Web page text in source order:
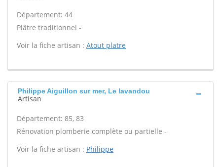
Département: 44
Plâtre traditionnel -
Voir la fiche artisan : Atout platre
Philippe Aiguillon sur mer, Le lavandou
Artisan
Département: 85, 83
Rénovation plomberie complète ou partielle -
Voir la fiche artisan : Philippe